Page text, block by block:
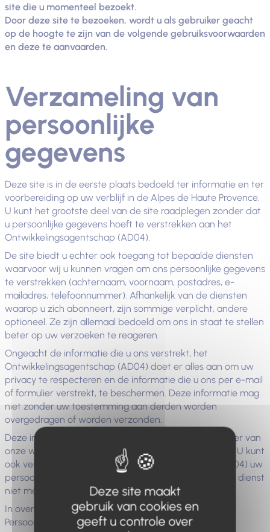
site die u momenteel bezoekt.
Door deze site te bezoeken, wordt u als gebruiker geacht
op de hoogte te zijn van de volgende gebruiksvoorwaarden
en deze te aanvaarden.
Verzameling van
persoonlijke
gegevens
Deze site is in de eerste plaats bedoeld ter informatie en ter
voorbereiding op uw verblijf in de Alpes de Haute Provence.
U kunt het grootste deel van de site raadplegen zonder dat
u persoonlijke gegevens hoeft te verstrekken aan het
Ontwikkelingsagentschap (AD04).
De site biedt u echter ook toegang tot bepaalde diensten
waarvoor wij u kunnen vragen om ons persoonlijke gegevens
te verstrekken (achternaam, voornaam, postadres, e-
mailadres, telefoonnummer). Afhankelijk van de diensten
waarop u zich abonneert, zijn sommige verplicht, andere
optioneel. Ze zijn allemaal bedoeld om ons in staat te stellen
beter op uw verzoeken te reageren.
Ongeacht de informatie die u ons verstrekt, het
Ontwikkelingsagentschap (AD04) doet er alles aan om uw
privacy te respecteren en de informatie die u ons per e-mail
of formulier verstrekt, te beschermen. Deze informatie mag
niet zonder uw toestemming aan derden worden
overgedragen of worden verzonden.
Deze informatie wordt opgeslagen op de hostingserver van
onze website. Uw gegevens worden 10 jaar bewaard. U kunt
ook verzoeken dat het Ontwikkelingsagentschap (AD04) uw
persoonsgegevens verwijdert zodra u de betreffende dienst
niet meer gebruikt.
In overeenstemming met de Wet Bescherming
Persoonsgegevens van 6 januari 1978 heeft u recht op
Deze site maakt
gebruik van cookies en
geeft u controle over